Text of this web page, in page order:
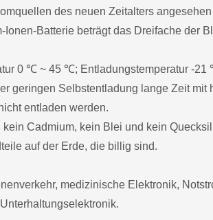
des neuen Zeitalters
Batterie beträgt das Dreifache der
0 ℃ ~ 45 ℃; Entladungstemperatur -
geringen Selbstentladung lange Zeit mit
entladen werden.
Cadmium, kein Blei und kein
auf der Erde, die billig sind.
medizinische Elektronik,